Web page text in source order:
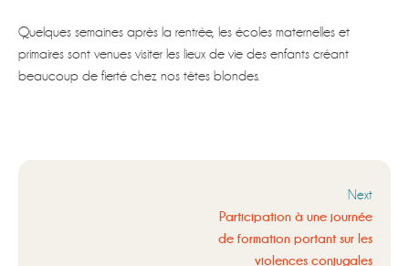
Quelques semaines après la rentrée, les écoles maternelles et
primaires sont venues visiter les lieux de vie des enfants créant
beaucoup de fierté chez nos têtes blondes.
Next
Participation à une journée
de formation portant sur les
violences conjugales